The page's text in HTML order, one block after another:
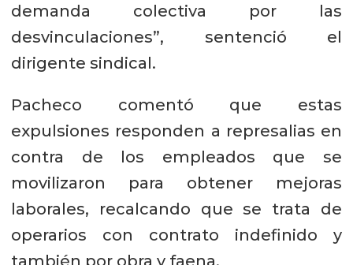
demanda colectiva por las
desvinculaciones”, sentenció el
dirigente sindical.
Pacheco comentó que estas
expulsiones responden a represalias en
contra de los empleados que se
movilizaron para obtener mejoras
laborales, recalcando que se trata de
operarios con contrato indefinido y
también por obra y faena.